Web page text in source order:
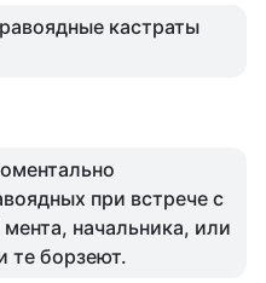
кастраты
при встрече с
начальника, или
те борзеют.